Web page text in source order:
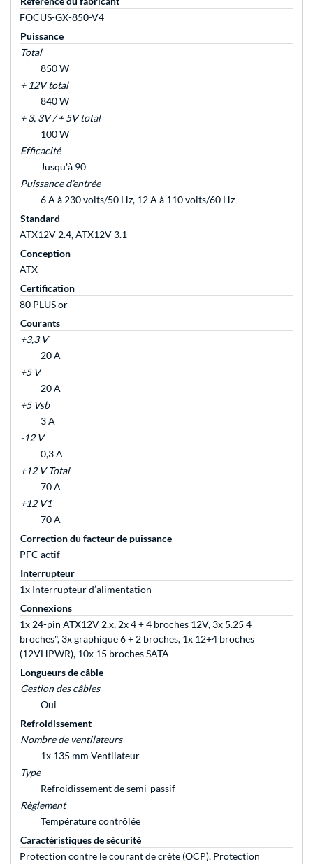
FOCUS-GX-850-V4
Puissance
Total
850 W
+ 12V total
840 W
+ 3, 3V / + 5V total
100 W
Efficacité
Jusqu'à 90
Puissance d’entrée
6 A à 230 volts/50 Hz, 12 A à 110 volts/60 Hz
Standard
ATX12V 2.4, ATX12V 3.1
Conception
ATX
Certification
80 PLUS or
Courants
+3,3 V
20 A
+5 V
20 A
+5 Vsb
3 A
-12 V
0,3 A
+12 V Total
70 A
+12 V1
70 A
Correction du facteur de puissance
PFC actif
Interrupteur
1x Interrupteur d’alimentation
Connexions
1x 24-pin ATX12V 2.x, 2x 4 + 4 broches 12V, 3x 5.25 4
broches", 3x graphique 6 + 2 broches, 1x 12+4 broches
(12VHPWR), 10x 15 broches SATA
Longueurs de câble
Gestion des câbles
Oui
Refroidissement
Nombre de ventilateurs
1x 135 mm Ventilateur
Type
Refroidissement de semi-passif
Règlement
Température contrôlée
Caractéristiques de sécurité
Protection contre le courant de crête (OCP), Protection